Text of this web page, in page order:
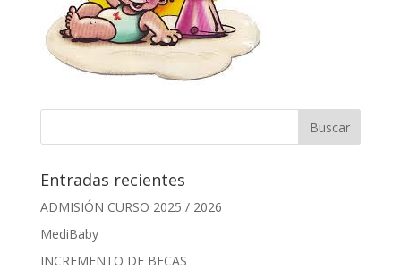
Entradas recientes
ADMISIÓN CURSO 2025 / 2026
MediBaby
INCREMENTO DE BECAS